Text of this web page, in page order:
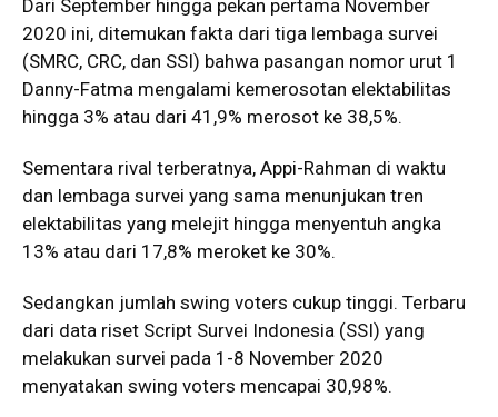
Dari September hingga pekan pertama November
2020 ini, ditemukan fakta dari tiga lembaga survei
(SMRC, CRC, dan SSI) bahwa pasangan nomor urut 1
Danny-Fatma mengalami kemerosotan elektabilitas
hingga 3% atau dari 41,9% merosot ke 38,5%.
Sementara rival terberatnya, Appi-Rahman di waktu
dan lembaga survei yang sama menunjukan tren
elektabilitas yang melejit hingga menyentuh angka
13% atau dari 17,8% meroket ke 30%.
Sedangkan jumlah swing voters cukup tinggi. Terbaru
dari data riset Script Survei Indonesia (SSI) yang
melakukan survei pada 1-8 November 2020
menyatakan swing voters mencapai 30,98%.